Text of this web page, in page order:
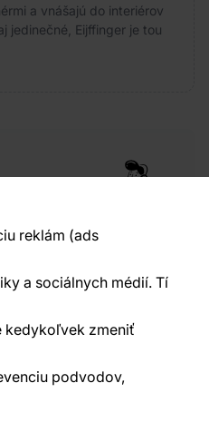
reklám (ads
a sociálnych médií. Tí
kedykoľvek zmeniť
podvodov,
a vnášajú do interiérov
jedinečné, Eijffinger je tou